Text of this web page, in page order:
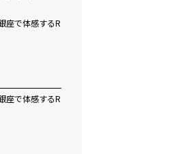
座で体感するR
座で体感するR